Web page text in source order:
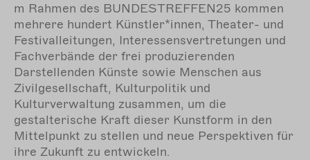
m Rahmen des BUNDESTREFFEN25 kommen
mehrere hundert Künstler*innen, Theater- und
Festivalleitungen, Interessensvertretungen und
Fachverbände der frei produzierenden
Darstellenden Künste sowie Menschen aus
Zivilgesellschaft, Kulturpolitik und
Kulturverwaltung zusammen, um die
gestalterische Kraft dieser Kunstform in den
Mittelpunkt zu stellen und neue Perspektiven für
ihre Zukunft zu entwickeln.